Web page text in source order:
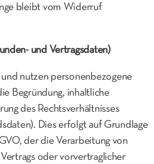
bleibt vom Widerruf
und Vertragsdaten)
nutzen personenbezogene
Begründung, inhaltliche
des Rechtsverhältnisses
Dies erfolgt auf Grundlage
der die Verarbeitung von
oder vorvertraglicher